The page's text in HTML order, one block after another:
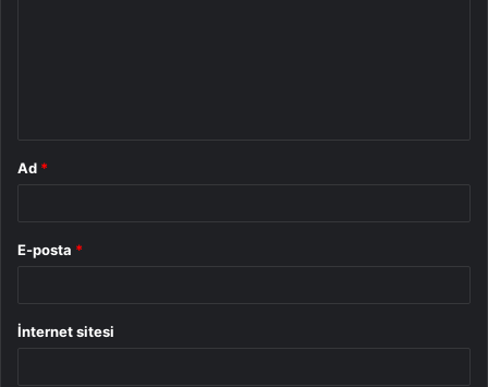
Ad *
E-posta *
İnternet sitesi